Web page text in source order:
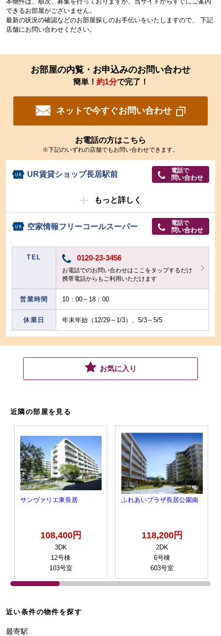
できるお部屋がございません。
最新の状況の確認などのお部屋探しのお手伝いをいたしますので、 下記
店舗にお問い合わせください。
お部屋の内覧・お申込みのお問い合わせ
簡単！ 約1分で完了！
ネットで今すぐお問い合わせ
お電話の方はこちら
※下記のいずれの店舗でもお問い合わせできます。
UR賃貸ショップ長居駅前 電話で
問い合わせ
もっと詳しく
空家情報フリーコールスーパー 電話で
問い合わせ
TEL 0120-23-3456
お電話でのお問い合わせはここをタップするだけ
携帯電話からもご利用いただけます
営業時間 10：00～18：00
休業日 年末年始（12/29～1/3）、5/3～5/5
お気に入り
近隣の部屋を見る
サンヴァリエ東長居
108,400円
3DK
12号棟
103号室
ふれあいプラザ長居公園南
118,200円
2DK
6号棟
603号室
近い条件の物件を探す
最寄駅